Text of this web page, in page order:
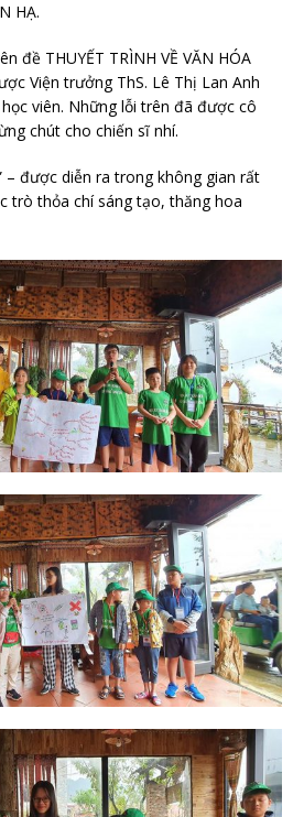
HẠ.
đề THUYẾT TRÌNH VỀ VĂN HÓA
Viện trưởng ThS. Lê Thị Lan Anh
viên. Những lỗi trên đã được cô
chút cho chiến sĩ nhí.
– được diễn ra trong không gian rất
trò thỏa chí sáng tạo, thăng hoa